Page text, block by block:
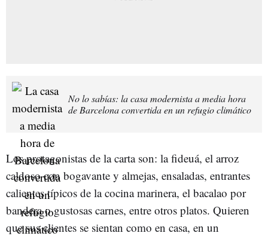
No lo sabías: la casa modernista a media hora
de Barcelona convertida en un refugio climático
Los protagonistas de la carta son: la fideuá, el arroz
caldoso con bogavante y almejas, ensaladas, entrantes
calientes típicos de la cocina marinera, el bacalao por
bandera o gustosas carnes, entre otros platos. Quieren
que sus clientes se sientan como en casa, en un